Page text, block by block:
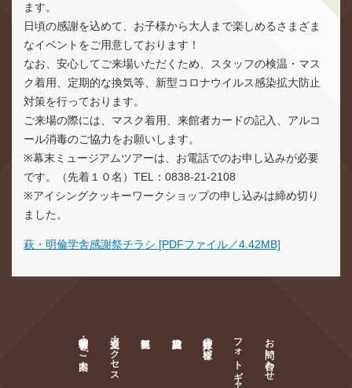
ます。
日頃の感謝を込めて、お子様から大人まで楽しめるさまざま
なイベントをご用意しております！
なお、安心してご来場いただくため、スタッフの検温・マス
ク着用、定期的な換気等、新型コロナウイルス感染拡大防止
対策を行っております。
ご来場の際には、マスク着用、来館者カードの記入、アルコ
ール消毒のご協力をお願いします。
※幕末ミュージアムツアーは、お電話でのお申し込みが必要
です。（先着１０名）TEL：0838-21-2108
※アイシングクッキーワークショップの申し込みは締め切り
ました。
萩・明倫学舎感謝祭チラシ [PDFファイル／4.42MB]
お問い合わせ
フォトギャラリー
旅行会社の皆様へ
交通・アクセス
萩・明倫学舎のご案内